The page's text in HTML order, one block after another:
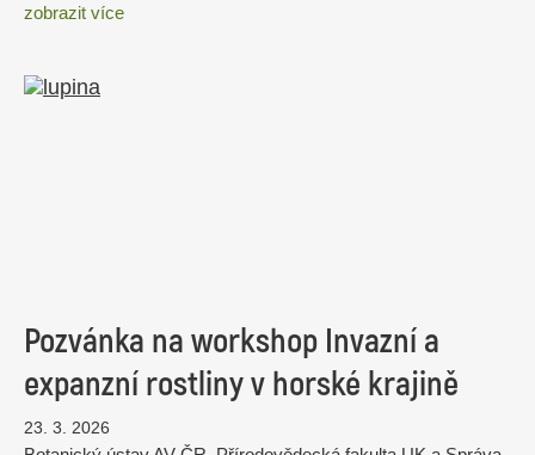
zobrazit více
Pozvánka na workshop Invazní a
expanzní rostliny v horské krajině
23. 3. 2026